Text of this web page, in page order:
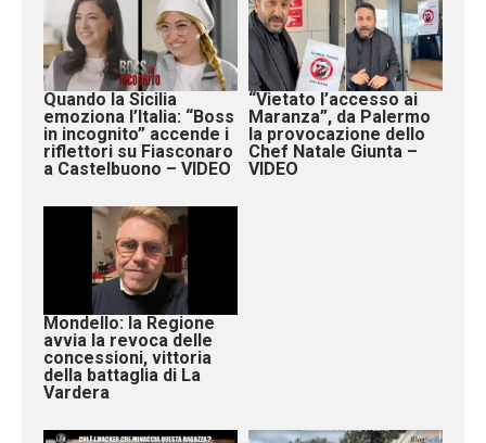
Quando la Sicilia
emoziona l’Italia: “Boss
in incognito” accende i
riflettori su Fiasconaro
a Castelbuono – VIDEO
“Vietato l’accesso ai
Maranza”, da Palermo
la provocazione dello
Chef Natale Giunta –
VIDEO
Mondello: la Regione
avvia la revoca delle
concessioni, vittoria
della battaglia di La
Vardera